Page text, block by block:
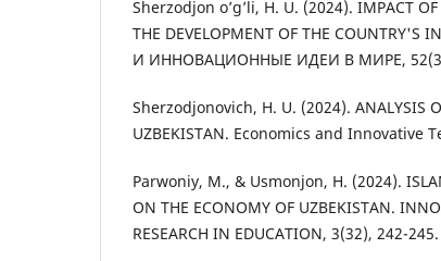
Sherzodjon o’g’li, H. U. (2024). IMPACT OF
THE DEVELOPMENT OF THE
И ИННОВАЦИОННЫЕ ИДЕИ В МИРЕ,
Sherzodjonovich, H. U. (2024). ANALYSIS
UZBEKISTAN. Economics and Innovative
Parwoniy, M., & Usmonjon, H. (2024).
ON THE ECONOMY OF UZBEKISTAN.
RESEARCH IN EDUCATION, 3(32), 242-245.